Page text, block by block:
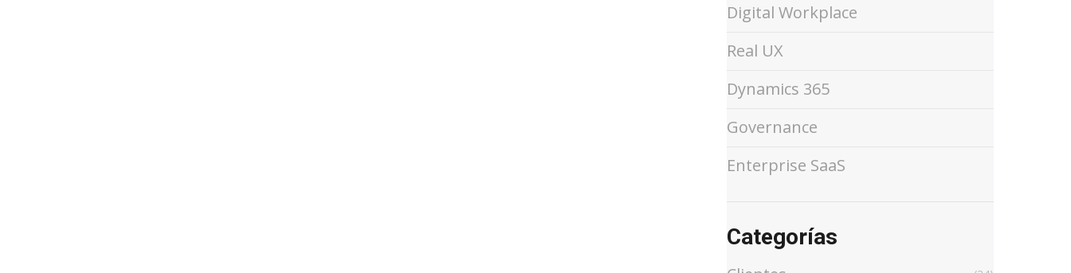
Digital Workplace
Real UX
Dynamics 365
Governance
Enterprise SaaS
Categorías